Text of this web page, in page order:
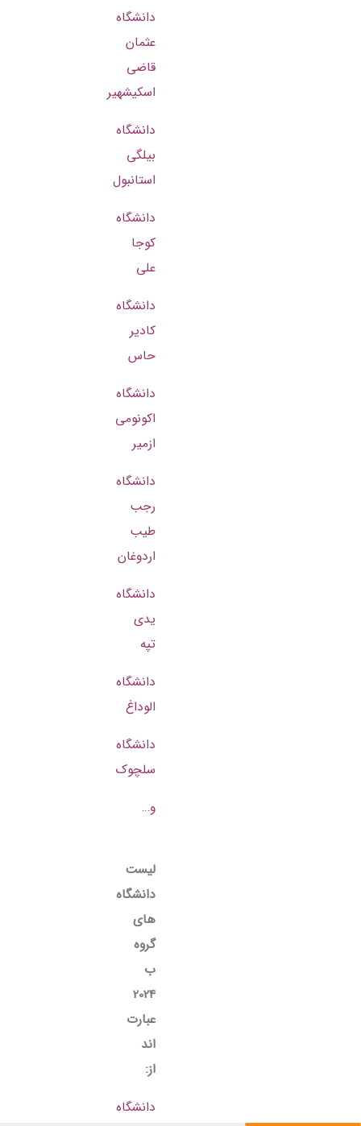
دانشگاه
عثمان
قاضی
اسکیشهیر
دانشگاه
بیلگی
استانبول
دانشگاه
کوجا
علی
دانشگاه
کادیر
حاس
دانشگاه
اکونومی
ازمیر
دانشگاه
رجب
طیب
اردوغان
دانشگاه
یدی
تپه
دانشگاه
الوداغ
دانشگاه
سلچوک
و…
لیست
دانشگاه
های
گروه
ب
2024
عبارت
اند
از:
دانشگاه